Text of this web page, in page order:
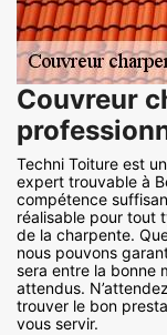
Couvreur
Techni Toiture est
expert trouvable à
compétence
réalisable pour tout
de la charpente.
nous pouvons
sera entre la bonne
attendus.
trouver le bon
vous servir.